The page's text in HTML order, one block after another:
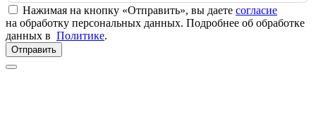
Нажимая на кнопку «Отправить», вы даете согласие
на обработку персональных данных. Подробнее об обработке
данных в Политике.
Отправить